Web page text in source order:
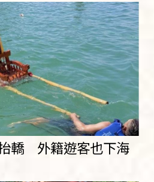
轎 外籍遊客也下海